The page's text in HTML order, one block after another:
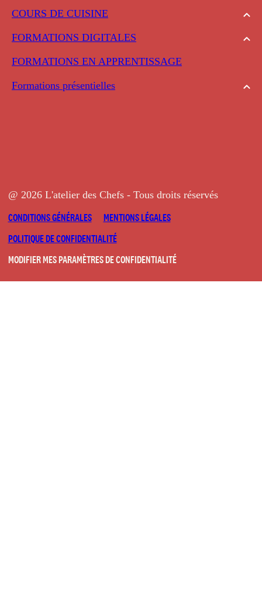
COURS DE CUISINE
FORMATIONS DIGITALES
FORMATIONS EN APPRENTISSAGE
Formations présentielles
@ 2026 L'atelier des Chefs - Tous droits réservés
CONDITIONS GÉNÉRALES
MENTIONS LÉGALES
POLITIQUE DE CONFIDENTIALITÉ
MODIFIER MES PARAMÈTRES DE CONFIDENTIALITÉ